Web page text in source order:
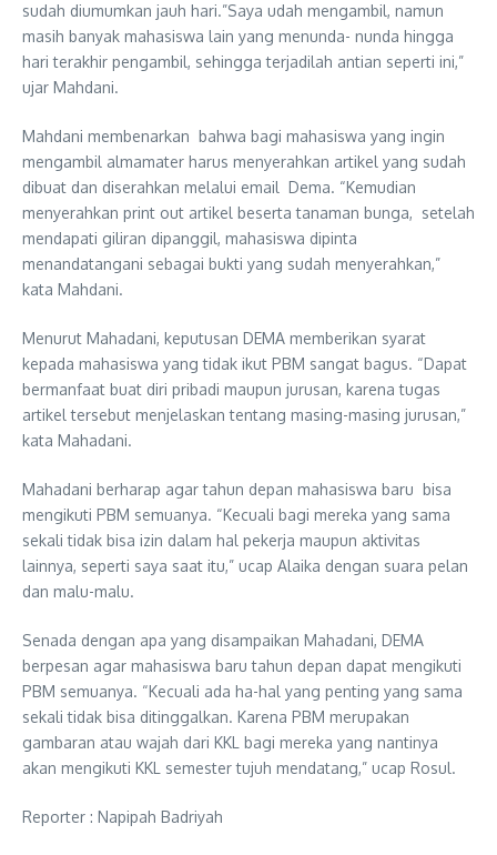
sudah diumumkan jauh hari.”Saya udah mengambil, namun
masih banyak mahasiswa lain yang menunda- nunda hingga
hari terakhir pengambil, sehingga terjadilah antian seperti ini,”
ujar Mahdani.
Mahdani membenarkan bahwa bagi mahasiswa yang ingin
mengambil almamater harus menyerahkan artikel yang sudah
dibuat dan diserahkan melalui email Dema. “Kemudian
menyerahkan print out artikel beserta tanaman bunga, setelah
mendapati giliran dipanggil, mahasiswa dipinta
menandatangani sebagai bukti yang sudah menyerahkan,”
kata Mahdani.
Menurut Mahadani, keputusan DEMA memberikan syarat
kepada mahasiswa yang tidak ikut PBM sangat bagus. “Dapat
bermanfaat buat diri pribadi maupun jurusan, karena tugas
artikel tersebut menjelaskan tentang masing-masing jurusan,”
kata Mahadani.
Mahadani berharap agar tahun depan mahasiswa baru bisa
mengikuti PBM semuanya. “Kecuali bagi mereka yang sama
sekali tidak bisa izin dalam hal pekerja maupun aktivitas
lainnya, seperti saya saat itu,” ucap Alaika dengan suara pelan
dan malu-malu.
Senada dengan apa yang disampaikan Mahadani, DEMA
berpesan agar mahasiswa baru tahun depan dapat mengikuti
PBM semuanya. “Kecuali ada ha-hal yang penting yang sama
sekali tidak bisa ditinggalkan. Karena PBM merupakan
gambaran atau wajah dari KKL bagi mereka yang nantinya
akan mengikuti KKL semester tujuh mendatang,” ucap Rosul.
Reporter : Napipah Badriyah